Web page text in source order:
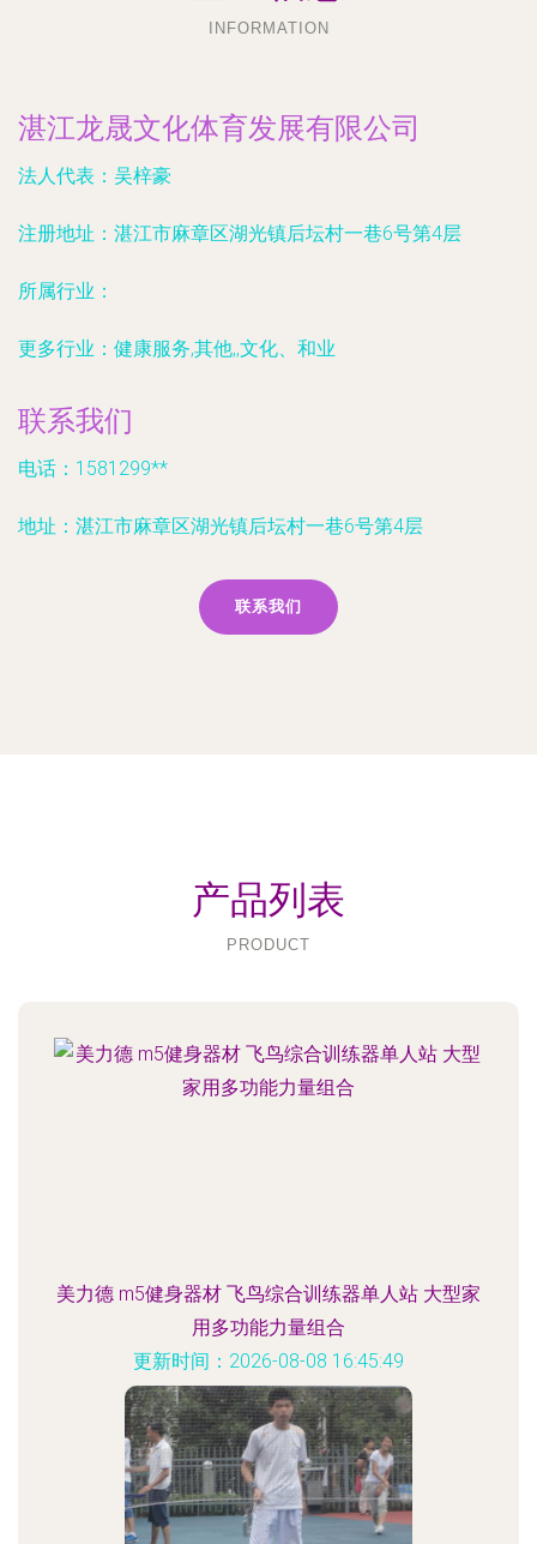
INFORMATION
湛江龙晟文化体育发展有限公司
法人代表： 吴梓豪
注册地址： 湛江市麻章区湖光镇后坛村一巷6号第4层
所属行业：
更多行业： 健康服务,其他,,文化、和业
联系我们
电话：1581299**
地址：湛江市麻章区湖光镇后坛村一巷6号第4层
联系我们
产品列表
PRODUCT
美力德 m5健身器材 飞鸟综合训练器单人站 大型家
用多功能力量组合
更新时间：2026-08-08 16:45:49